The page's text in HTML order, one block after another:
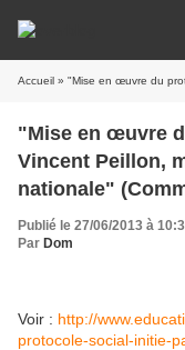
Accueil » "Mise en œuvre du protocole social
"Mise en œuvre
Vincent Peillon,
nationale"
ministère)
Publié le 27/06/2013 à
Par Dom
Voir : http://
protocole-social-initie-